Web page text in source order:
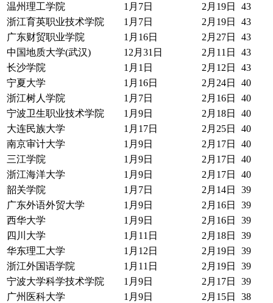
温州理工学院
1月7日 2月19日
43
浙江育英职业技术学院
1月7日 2月19日
43
广东财贸职业学院
1月16日 2月27日
43
中国地质大学(武汉)
12月31日 2月11日
43
长沙学院
1月1日 2月12日
43
宁夏大学
1月16日 2月24日
40
浙江树人学院
1月7日 2月16日
40
宁波卫生职业技术学院
1月9日 2月18日
40
大连民族大学
1月17日 2月25日
40
南京审计大学
1月9日 2月17日
40
三江学院
1月9日 2月17日
40
浙江海洋大学
1月9日 2月17日
40
韶关学院
1月7日 2月14日
39
广东外语外贸大学
1月9日 2月16日
39
西华大学
1月9日 2月16日
39
四川大学
1月11日 2月18日
39
华东理工大学
1月12日 2月19日
39
浙江外国语学院
1月11日 2月19日
39
宁波大学科学技术学院
1月9日 2月17日
39
广州医科大学
1月9日 2月15日
38